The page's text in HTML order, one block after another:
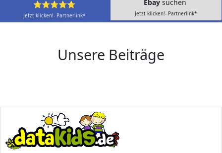
⭐⭐⭐⭐⭐
Jetzt klicken!- Partnerlink*
Ebay suchen
Jetzt klicken!- Partnerlink*
Unsere Beiträge